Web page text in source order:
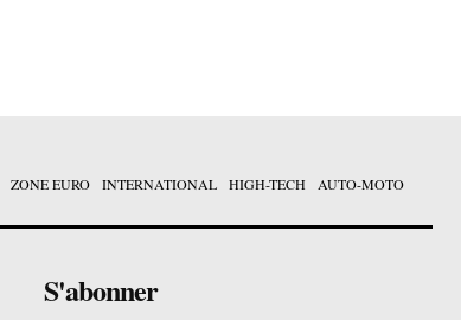
ZONE EURO INTERNATIONAL HIGH-TECH AUTO-MOTO
S'abonner